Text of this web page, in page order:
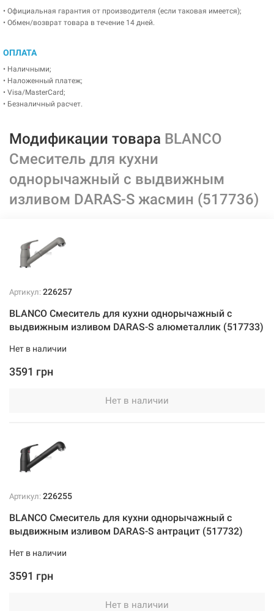
• Официальная гарантия от производителя (если таковая имеется);
• Обмен/возврат товара в течение 14 дней.
ОПЛАТА
• Наличными;
• Наложенный платеж;
• Visa/MasterCard;
• Безналичный расчет.
Модификации товара BLANCO
Смеситель для кухни
однорычажный с выдвижным
изливом DARAS-S жасмин (517736)
Артикул: 226257
BLANCO Смеситель для кухни однорычажный с
выдвижным изливом DARAS-S алюметаллик (517733)
Нет в наличии
3591 грн
Нет в наличии
Артикул: 226255
BLANCO Смеситель для кухни однорычажный с
выдвижным изливом DARAS-S антрацит (517732)
Нет в наличии
3591 грн
Нет в наличии